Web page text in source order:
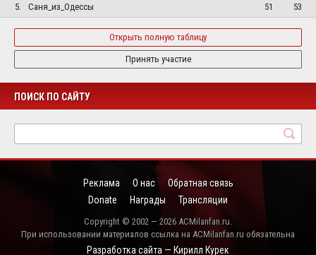
5.
Саня_из_Одессы 51 53
Открыть полную таблицу
Принять участие
ПОИСК ПО САЙТУ
Реклама О нас
Обратная связь
Donate
Награды Трансляции
Copyright © 2002 — 2026 ACMilanfan.ru.
При использовании материалов ссылка на ACMilanfan.ru обязательна
Разработка сайта — Кирилл Курек